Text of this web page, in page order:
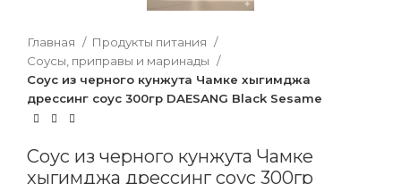
Главная
Продукты питания
Соусы, приправы и маринады
Соус из черного кунжута Чамке хыгимджа
дрессинг соус 300гр DAESANG Black Sesame
Соус из черного кунжута Чамке
хыгимджа дрессинг соус 300гр